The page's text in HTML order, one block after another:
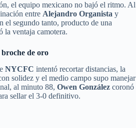
el equipo mexicano no bajó el ritmo. Al
entre Alejandro Organista y
el segundo tanto, producto de una
ventaja camotera.
de oro
NYCFC intentó recortar distancias, la
solidez y el medio campo supo manejar
al minuto 88, Owen González coronó
sellar el 3-0 definitivo.